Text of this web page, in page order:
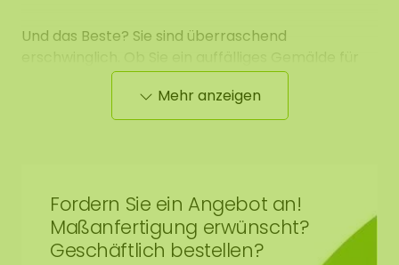
Und das Beste? Sie sind überraschend
Ihr Wohnzimmer oder ein originelles Geschenk
suchen, es gibt immer ein Moosporträt, das gefällt.
Erhältlich in verschiedenen Designs,
und Wellnessstudio! Auch für andere Salons wie ein
Nagelstudio oder Fotostudio ist dies ideal!
Mehr anzeigen
Fordern Sie ein Angebot an!
Maßanfertigung erwünscht?
Geschäftlich bestellen?